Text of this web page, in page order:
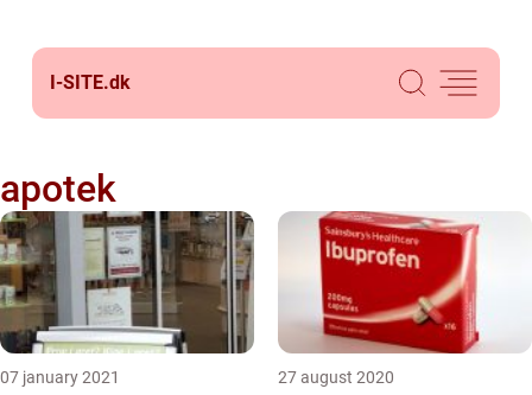
I-SITE.dk
apotek
07 january 2021 27 august 2020